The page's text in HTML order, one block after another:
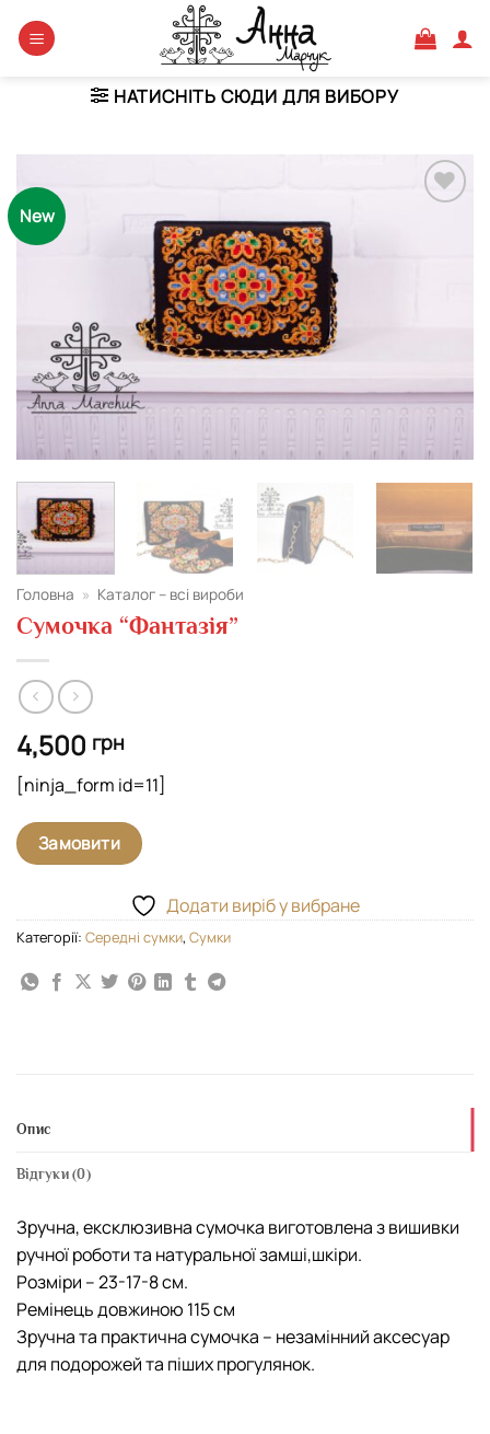
НАТИСНІТЬ СЮДИ ДЛЯ ВИБОРУ
New
Головна » Каталог – всі вироби
Сумочка “Фантазія”
4,500 грн
[ninja_form id=11]
Замовити
Додати виріб у вибране
Категорії: Середні сумки, Сумки
Опис
Відгуки (0)
Зручна, ексклюзивна сумочка виготовлена з вишивки
ручної роботи та натуральної замші,шкіри.
Розміри – 23-17-8 см.
Ремінець довжиною 115 см
Зручна та практична сумочка – незамінний аксесуар
для подорожей та піших прогулянок.